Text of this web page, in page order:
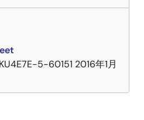
5-60151 2016年1月